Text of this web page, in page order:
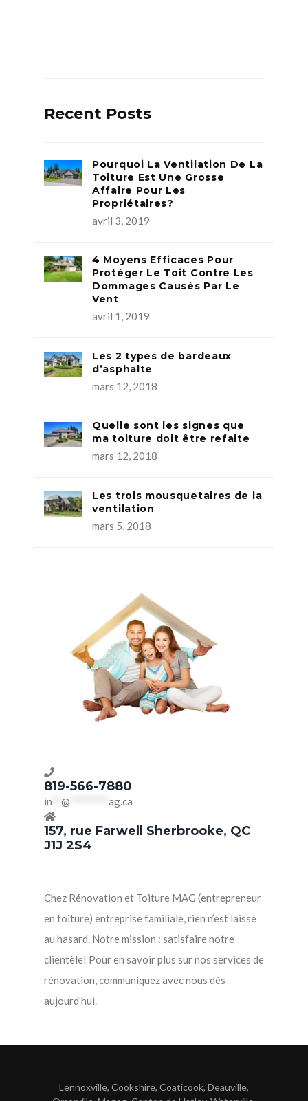
Recent Posts
Pourquoi La Ventilation De La
Toiture Est Une Grosse
Affaire Pour Les
Propriétaires?
avril 3, 2019
4 Moyens Efficaces Pour
Protéger Le Toit Contre Les
Dommages Causés Par Le
Vent
avril 1, 2019
Les 2 types de bardeaux
d’asphalte
mars 12, 2018
Quelle sont les signes que
ma toiture doit être refaite
mars 12, 2018
Les trois mousquetaires de la
ventilation
mars 5, 2018
819-566-7880
in @ ag.ca
157, rue Farwell Sherbrooke, QC
J1J 2S4
Chez Rénovation et Toiture MAG (entrepreneur
en toiture) entreprise familiale, rien n’est laissé
au hasard. Notre mission : satisfaire notre
clientèle! Pour en savoir plus sur nos services de
rénovation, communiquez avec nous dès
aujourd’hui.
Lennoxville, Cookshire, Coaticook, Deauville,